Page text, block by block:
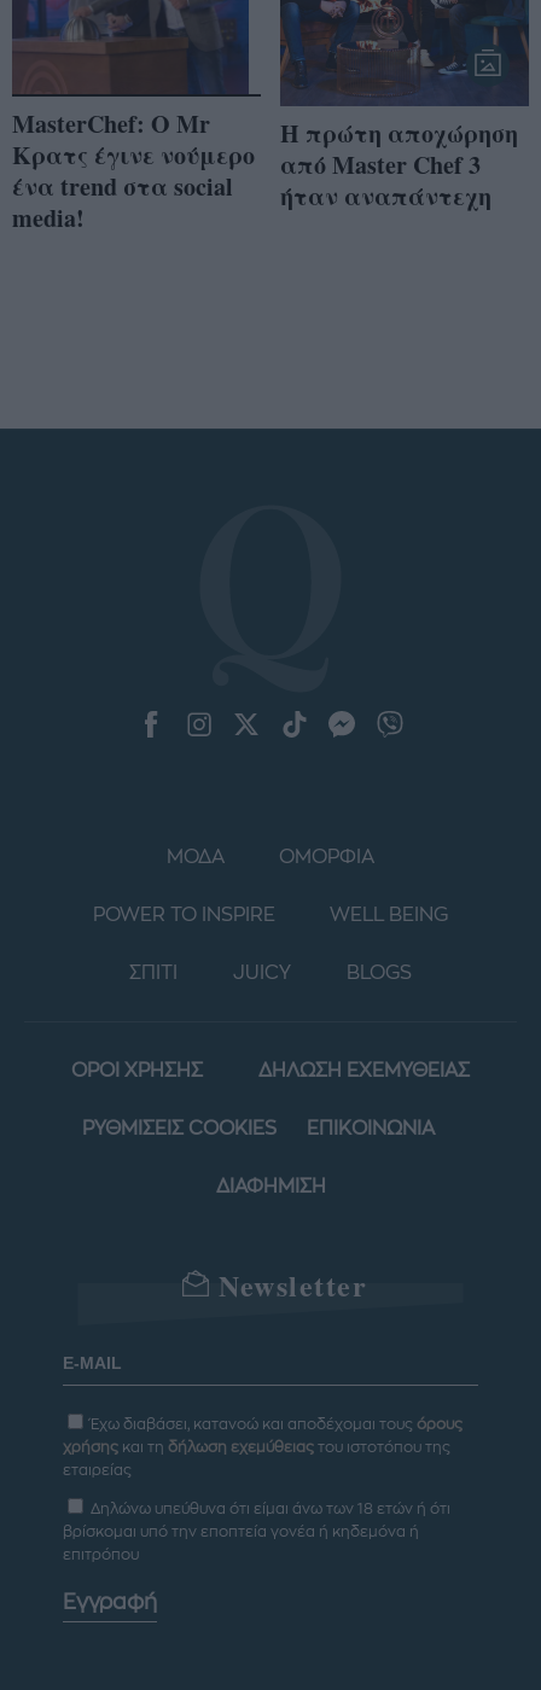
MasterChef: Ο Mr
Κρατς έγινε νούμερο
ένα trend στα social
media!
Η πρώτη αποχώρηση
από Master Chef 3
ήταν αναπάντεχη
ΜΟΔΑ ΟΜΟΡΦΙΑ
POWER TO INSPIRE WELL BEING
ΣΠΙΤΙ JUICY BLOGS
ΟΡΟΙ ΧΡΗΣΗΣ ΔΗΛΩΣΗ ΕΧΕΜΥΘΕΙΑΣ
ΡΥΘΜΙΣΕΙΣ COOKIES ΕΠΙΚΟΙΝΩΝΙΑ
ΔΙΑΦΗΜΙΣΗ
Newsletter
Έχω διαβάσει, κατανοώ και αποδέχομαι τους όρους
χρήσης και τη δήλωση εχεμύθειας του ιστοτόπου της
εταιρείας
Δηλώνω υπεύθυνα ότι είμαι άνω των 18 ετών ή ότι
βρίσκομαι υπό την εποπτεία γονέα ή κηδεμόνα ή
επιτρόπου
Εγγραφή